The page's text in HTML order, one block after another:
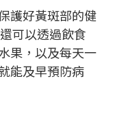
護好黃斑部的健
可以透過飲食
果，以及每天一
能及早預防病